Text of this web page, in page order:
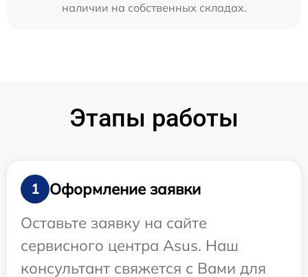
наличии на собственных складах.
Этапы работы
1
Оформление заявки
Оставьте заявку на сайте
сервисного центра Asus. Наш
консультант свяжется с Вами для